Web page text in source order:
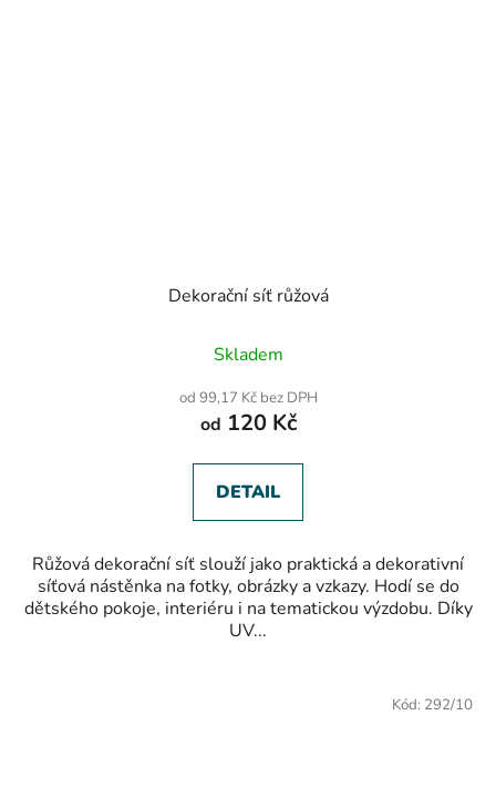
Dekorační síť růžová
hodnocení
je
5,0
5
hvězdiček.
Skladem
od 99,17 Kč bez DPH
od 120 Kč
DETAIL
Růžová dekorační síť slouží jako praktická a dekorativní
síťová nástěnka na fotky, obrázky a vzkazy. Hodí se do
dětského pokoje, interiéru i na tematickou výzdobu. Díky
UV...
Kód: 292/10